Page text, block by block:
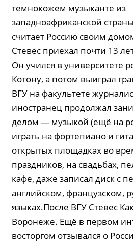
темнокожем музыканте из
западноафриканской
считает Россию своим
Стевес приехал почти 13
Он учился в университете
Котону, а потом выиграл
ВГУ на факультете
иностранец продолжал
делом — музыкой (ещё на
играть на фортепиано и
открытых площадках во
праздников, на свадьбах,
кафе, даже записал диск с
английском, французском,
языках.После ВГУ Стевес
Воронеже. Ещё в первом
восторгом отзывался о